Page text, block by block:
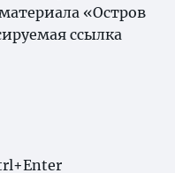
«Остров
ссылка